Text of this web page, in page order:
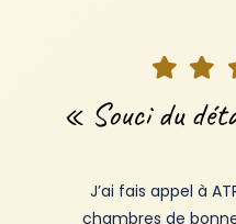
« Souci du
J’ai fais appel à
chambres de